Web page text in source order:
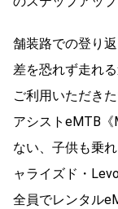
舗装路での登り
差を恐れず走れ
ご利用いただき
アシストeMTB
ない、子供も乗
ャライズド・
全員でレンタル